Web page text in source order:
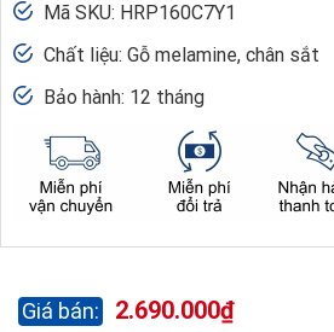
Mã SKU: HRP160C7Y1
Chất liệu: Gỗ melamine, chân sắt
Bảo hành: 12 tháng
2.690.000₫